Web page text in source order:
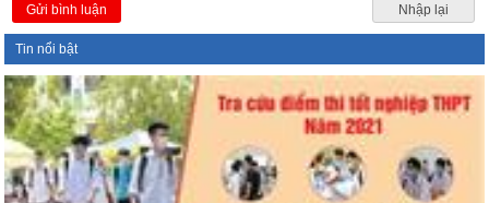
Gửi bình luận Nhập lại
Tin nổi bật